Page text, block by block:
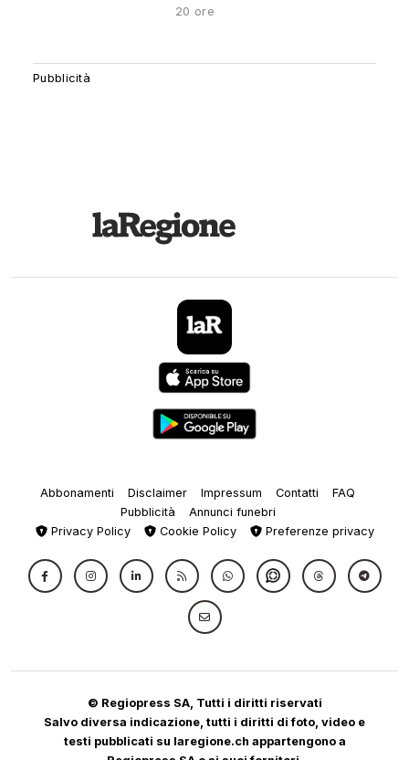
20 ore
Abbonamenti Disclaimer Impressum Contatti
FAQ
Pubblicità
Annunci funebri
Privacy Policy
Cookie Policy Preferenze privacy
© Regiopress SA, Tutti i diritti riservati
Salvo diversa indicazione, tutti i diritti di foto, video e
testi pubblicati su laregione.ch appartengono a